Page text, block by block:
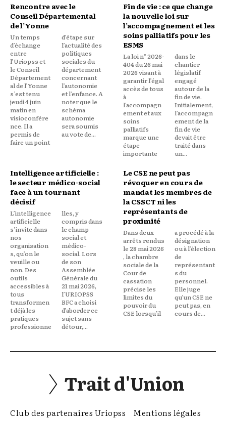
Rencontre avec le
Conseil Départemental
de l’Yonne
Un temps
d’échange
entre
l’Uriopss et
le Conseil
Département
al de l’Yonne
s’est tenu
jeudi 4 juin
matin en
visioconfére
nce. Il a
permis de
faire un point
d’étape sur
l’actualité des
politiques
sociales du
département
concernant
l’autonomie
et l’enfance. A
noter que le
schéma
autonomie
sera soumis
au vote de...
Fin de vie : ce que change
la nouvelle loi sur
l’accompagnement et les
soins palliatifs pour les
ESMS
La loi n° 2026-
404 du 26 mai
2026 visant à
garantir l’égal
accès de tous
à
l’accompagn
ement et aux
soins
palliatifs
marque une
étape
importante
dans le
chantier
législatif
engagé
autour de la
fin de vie.
Initialement,
l’accompagn
ement de la
fin de vie
devait être
traité dans
un...
Intelligence artificielle :
le secteur médico-social
face à un tournant
décisif
L’intelligence
artificielle
s’invite dans
nos
organisation
s, qu’on le
veuille ou
non. Des
outils
accessibles à
tous
transformen
t déjà les
pratiques
professionne
lles, y
compris dans
le champ
social et
médico-
social. Lors
de son
Assemblée
Générale du
21 mai 2026,
l’URIOPSS
BFC a choisi
d’aborder ce
sujet sans
détour,...
Le CSE ne peut pas
révoquer en cours de
mandat les membres de
la CSSCT ni les
représentants de
proximité
Dans deux
arrêts rendus
le 28 mai 2026
, la chambre
sociale de la
Cour de
cassation
précise les
limites du
pouvoir du
CSE lorsqu’il
a procédé à la
désignation
ou à l’élection
de
représentant
s du
personnel.
Elle juge
qu’un CSE ne
peut pas, en
cours de...
Trait d'Union
Club des partenaires Uriopss
Mentions légales